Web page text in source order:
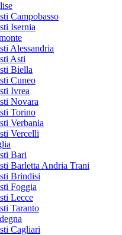
Campobasso
Isernia
Alessandria
Asti
Biella
Cuneo
Ivrea
Novara
Torino
Verbania
Vercelli
Bari
Barletta Andria Trani
Brindisi
Foggia
Lecce
Taranto
Cagliari